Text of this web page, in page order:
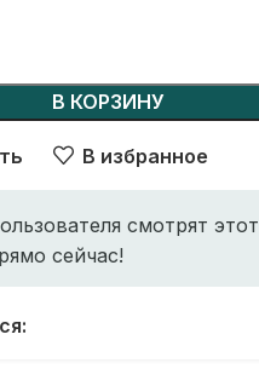
В КОРЗИНУ
В избранное
смотрят этот
сейчас!